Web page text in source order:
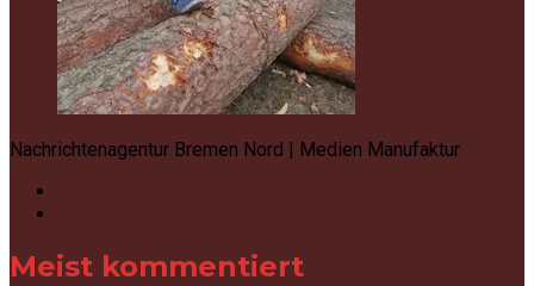
Nachrichtenagentur Bremen Nord | Medien Manufaktur
Meist kommentiert